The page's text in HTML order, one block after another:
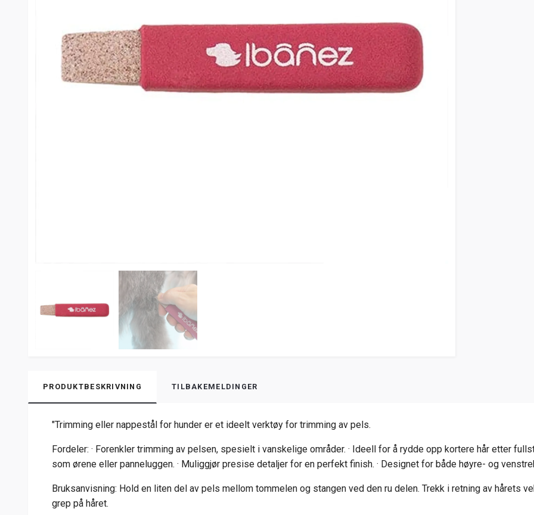
PRODUKTBESKRIVNING TILBAKEMELDINGER
"Trimming eller nappestål for hunder er et ideelt verktøy for trimming av pels.
Fordeler: · Forenkler trimming av pelsen, spesielt i vanskelige områder. · Ideell for å rydde opp kortere hår etter
som ørene eller panneluggen. · Muliggjør presise detaljer for en perfekt finish. · Designet for både høyre- og
Bruksanvisning: Hold en liten del av pels mellom tommelen og stangen ved den ru delen. Trekk i retning av hårets
grep på håret.